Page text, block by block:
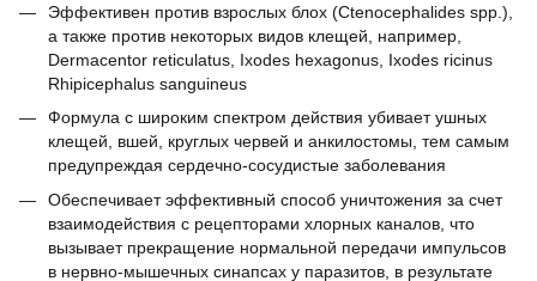
Эффективен против взрослых блох (Ctenocephalides spp.),
а также против некоторых видов клещей, например,
Dermacentor reticulatus, Ixodes hexagonus, Ixodes ricinus
Rhipicephalus sanguineus
Формула с широким спектром действия убивает ушных
клещей, вшей, круглых червей и анкилостомы, тем самым
предупреждая сердечно-сосудистые заболевания
Обеспечивает эффективный способ уничтожения за счет
взаимодействия с рецепторами хлорных каналов, что
вызывает прекращение нормальной передачи импульсов
в нервно-мышечных синапсах у паразитов, в результате